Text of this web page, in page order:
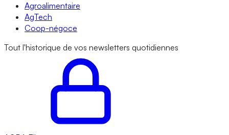
Agroalimentaire
AgTech
Coop-négoce
Tout l'historique de vos newsletters quotidiennes